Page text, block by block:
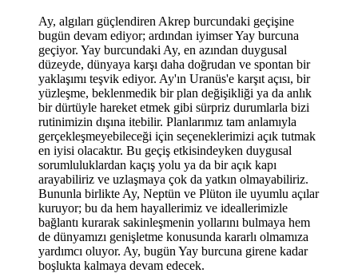
Ay, algıları güçlendiren Akrep burcundaki geçişine
bugün devam ediyor; ardından iyimser Yay burcuna
geçiyor. Yay burcundaki Ay, en azından duygusal
düzeyde, dünyaya karşı daha doğrudan ve spontan bir
yaklaşımı teşvik ediyor. Ay'ın Uranüs'e karşıt açısı, bir
yüzleşme, beklenmedik bir plan değişikliği ya da anlık
bir dürtüyle hareket etmek gibi sürpriz durumlarla bizi
rutinimizin dışına itebilir. Planlarımız tam anlamıyla
gerçekleşmeyebileceği için seçeneklerimizi açık tutmak
en iyisi olacaktır. Bu geçiş etkisindeyken duygusal
sorumluluklardan kaçış yolu ya da bir açık kapı
arayabiliriz ve uzlaşmaya çok da yatkın olmayabiliriz.
Bununla birlikte Ay, Neptün ve Plüton ile uyumlu açılar
kuruyor; bu da hem hayallerimiz ve ideallerimizle
bağlantı kurarak sakinleşmenin yollarını bulmaya hem
de dünyamızı genişletme konusunda kararlı olmamıza
yardımcı oluyor. Ay, bugün Yay burcuna girene kadar
boşlukta kalmaya devam edecek.